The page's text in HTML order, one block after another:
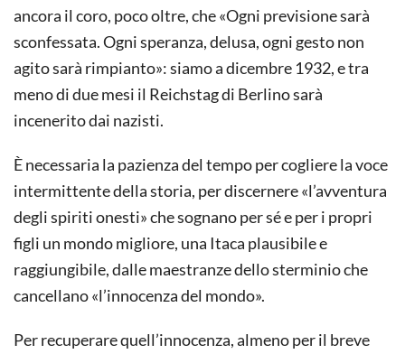
ancora il coro, poco oltre, che «Ogni previsione sarà
sconfessata. Ogni speranza, delusa, ogni gesto non
agito sarà rimpianto»: siamo a dicembre 1932, e tra
meno di due mesi il Reichstag di Berlino sarà
incenerito dai nazisti.
È necessaria la pazienza del tempo per cogliere la voce
intermittente della storia, per discernere «l’avventura
degli spiriti onesti» che sognano per sé e per i propri
figli un mondo migliore, una Itaca plausibile e
raggiungibile, dalle maestranze dello sterminio che
cancellano «l’innocenza del mondo».
Per recuperare quell’innocenza, almeno per il breve